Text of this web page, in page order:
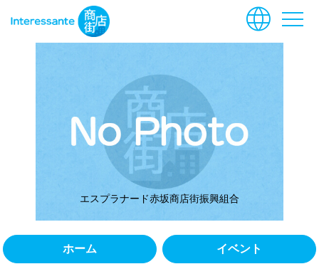
language menu
エスプラナード赤坂商店街振興組合
ホーム イベント